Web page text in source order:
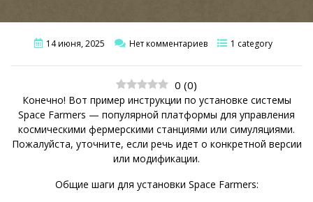
14 июня, 2025 Нет комментариев 1 category
0 (0)
Конечно! Вот пример инструкции по установке системы
Space Farmers — популярной платформы для управления
космическими фермерскими станциями или симуляциями.
Пожалуйста, уточните, если речь идет о конкретной версии
или модификации.
Общие шаги для установки Space Farmers: